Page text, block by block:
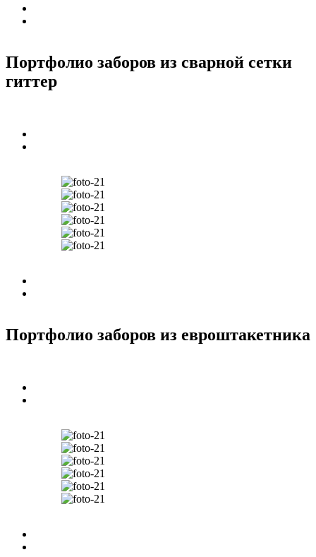
Портфолио заборов из сварной сетки
гиттер
Портфолио заборов из евроштакетника